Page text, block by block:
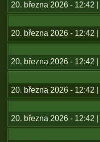
20. března 2026 - 12:42 |
20. března 2026 - 12:42 |
20. března 2026 - 12:42 |
20. března 2026 - 12:42 |
20. března 2026 - 12:42 |